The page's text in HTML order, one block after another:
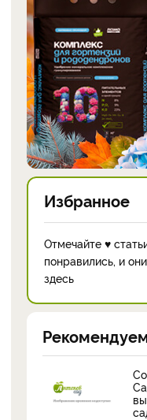
Избранное
Отмечайте ♥
понравились, и
здесь